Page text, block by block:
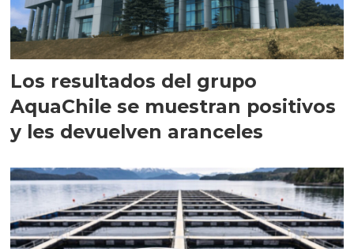
Los resultados del grupo
AquaChile se muestran positivos
y les devuelven aranceles